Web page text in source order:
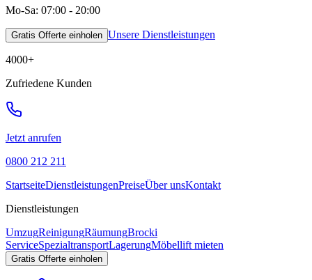
Mo-Sa: 07:00 - 20:00
Gratis Offerte einholen Unsere Dienstleistungen
4000+
Zufriedene Kunden
Jetzt anrufen
0800 212 211
StartseiteDienstleistungenPreiseÜber unsKontakt
Dienstleistungen
UmzugReinigungRäumungBrocki
ServiceSpezialtransportLagerungMöbellift mieten
Gratis Offerte einholen